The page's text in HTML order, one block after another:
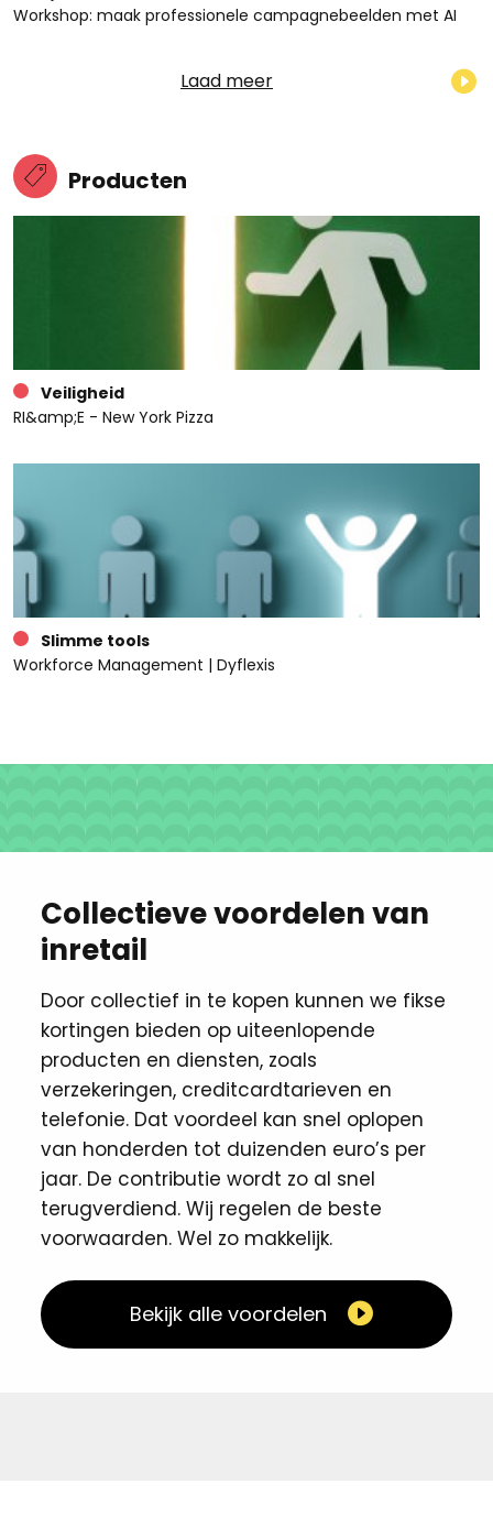
Workshop: maak professionele campagnebeelden met AI
Laad meer
Producten
Veiligheid
RI&amp;E - New York Pizza
Slimme tools
Workforce Management | Dyflexis
Collectieve voordelen van
inretail
Door collectief in te kopen kunnen we fikse
kortingen ​bieden op uiteenlopende
producten en diensten, zoals
verzekeringen, creditcardtarieven en
telefonie. Dat voordeel kan snel oplopen
van honderden tot duizenden euro’s per
jaar. De contributie wordt zo al snel
terugverdiend. Wij regelen de beste
voorwaarden. Wel zo makkelijk. ​
Bekijk alle voordelen